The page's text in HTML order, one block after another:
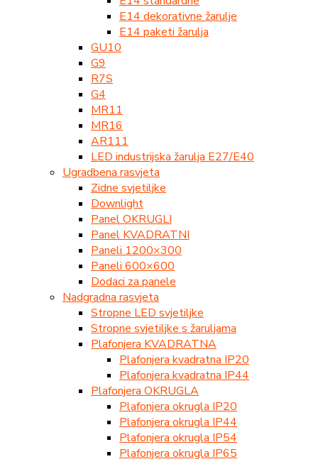
E14 dekorativne žarulje
E14 paketi žarulja
GU10
G9
R7S
G4
MR11
MR16
AR111
LED industrijska žarulja E27/E40
Ugradbena rasvjeta
Zidne svjetiljke
Downlight
Panel OKRUGLI
Panel KVADRATNI
Paneli 1200×300
Paneli 600×600
Dodaci za panele
Nadgradna rasvjeta
Stropne LED svjetiljke
Stropne svjetiljke s žaruljama
Plafonjera KVADRATNA
Plafonjera kvadratna IP20
Plafonjera kvadratna IP44
Plafonjera OKRUGLA
Plafonjera okrugla IP20
Plafonjera okrugla IP44
Plafonjera okrugla IP54
Plafonjera okrugla IP65